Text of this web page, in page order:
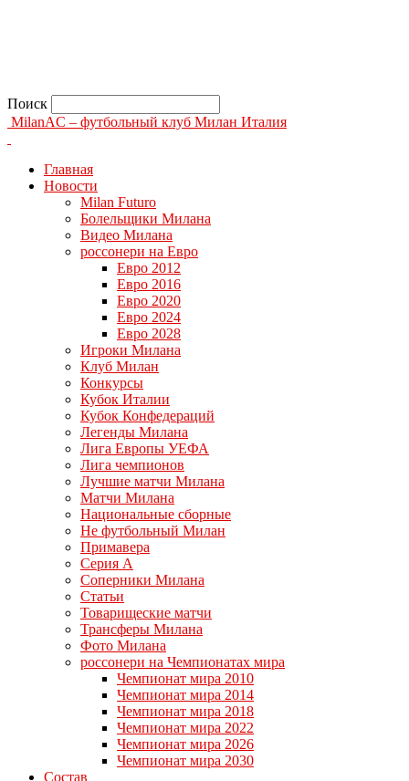
Поиск
MilanAC – футбольный клуб Милан Италия
Главная
Новости
Milan Futuro
Болельщики Милана
Видео Милана
россонери на Евро
Евро 2012
Евро 2016
Евро 2020
Евро 2024
Евро 2028
Игроки Милана
Клуб Милан
Конкурсы
Кубок Италии
Кубок Конфедераций
Легенды Милана
Лига Европы УЕФА
Лига чемпионов
Лучшие матчи Милана
Матчи Милана
Национальные сборные
Не футбольный Милан
Примавера
Серия А
Соперники Милана
Статьи
Товарищеские матчи
Трансферы Милана
Фото Милана
россонери на Чемпионатах мира
Чемпионат мира 2010
Чемпионат мира 2014
Чемпионат мира 2018
Чемпионат мира 2022
Чемпионат мира 2026
Чемпионат мира 2030
Состав